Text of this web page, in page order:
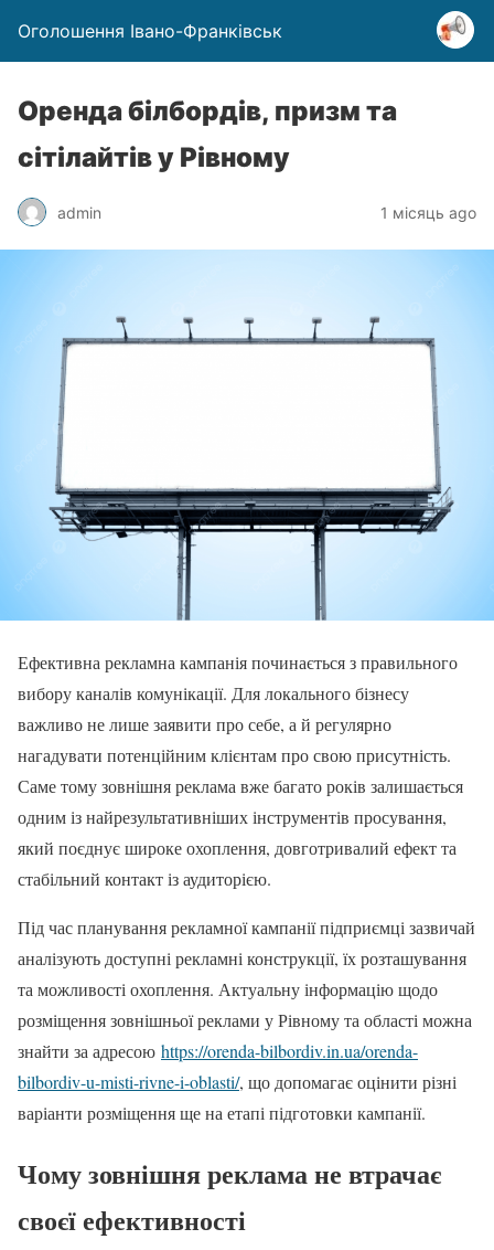
Оголошення Івано-Франківськ
Оренда білбордів, призм та
сітілайтів у Рівному
admin 1 місяць ago
Ефективна рекламна кампанія починається з правильного
вибору каналів комунікації. Для локального бізнесу
важливо не лише заявити про себе, а й регулярно
нагадувати потенційним клієнтам про свою присутність.
Саме тому зовнішня реклама вже багато років залишається
одним із найрезультативніших інструментів просування,
який поєднує широке охоплення, довготривалий ефект та
стабільний контакт із аудиторією.
Під час планування рекламної кампанії підприємці зазвичай
аналізують доступні рекламні конструкції, їх розташування
та можливості охоплення. Актуальну інформацію щодо
розміщення зовнішньої реклами у Рівному та області можна
знайти за адресою https://orenda-bilbordiv.in.ua/orenda-
bilbordiv-u-misti-rivne-i-oblasti/, що допомагає оцінити різні
варіанти розміщення ще на етапі підготовки кампанії.
Чому зовнішня реклама не втрачає
своєї ефективності